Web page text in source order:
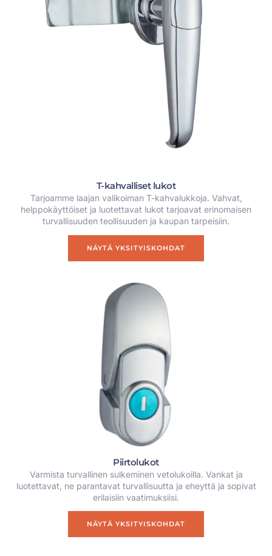
T-kahvalliset lukot
Tarjoamme laajan valikoiman T-kahvalukkoja. Vahvat,
helppokäyttöiset ja luotettavat lukot tarjoavat erinomaisen
turvallisuuden teollisuuden ja kaupan tarpeisiin.
NÄYTÄ YKSITYISKOHDAT
Piirtolukot
Varmista turvallinen sulkeminen vetolukoilla. Vankat ja
luotettavat, ne parantavat turvallisuutta ja eheyttä ja sopivat
erilaisiin vaatimuksiisi.
NÄYTÄ YKSITYISKOHDAT